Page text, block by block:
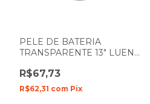
PELE DE BATERIA
TRANSPARENTE 13" LUEN
DUPLO
R$67,73
R$62,31 com Pix